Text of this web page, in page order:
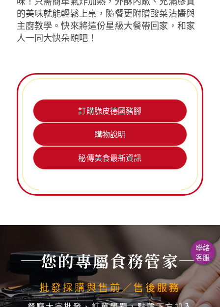
的美味就能輕鬆上桌，隨餐更附贈酸菜沾醬與
主廚教學。快來將這份星級大餐帶回家，和家
人一同大快朵頤吧！
訂購脆皮德國豬腳
購物說明
秘傳美食最新資訊
您的專屬食務管家
批發採購與售前／售後服務
聯絡
客服